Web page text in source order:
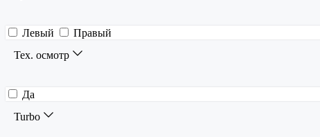
Левый
Правый
Тех. осмотр
Да
Turbo